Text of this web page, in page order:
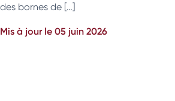
des bornes de […]
Mis à jour le 05 juin 2026